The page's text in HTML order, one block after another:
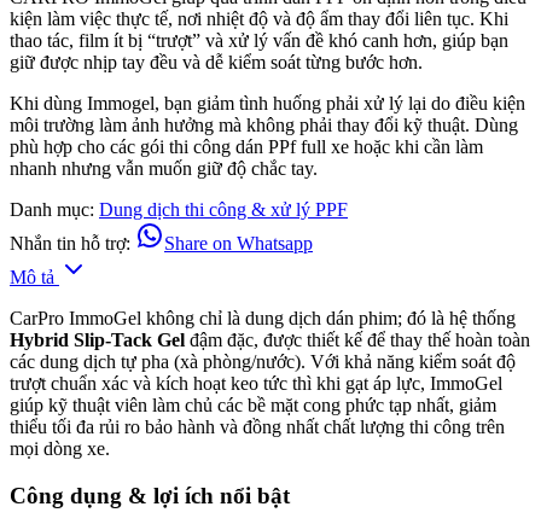
kiện làm việc thực tế, nơi nhiệt độ và độ ẩm thay đổi liên tục. Khi
thao tác, film ít bị “trượt” và xử lý vấn đề khó canh hơn, giúp bạn
giữ được nhịp tay đều và dễ kiểm soát từng bước hơn.
Khi dùng Immogel, bạn giảm tình huống phải xử lý lại do điều kiện
môi trường làm ảnh hưởng mà không phải thay đổi kỹ thuật. Dùng
phù hợp cho các gói thi công dán PPf full xe hoặc khi cần làm
nhanh nhưng vẫn muốn giữ độ chắc tay.
Danh mục: Dung dịch thi công & xử lý PPF
Nhắn tin hỗ trợ:
Share on Whatsapp
Mô tả
CarPro ImmoGel không chỉ là dung dịch dán phim; đó là hệ thống
Hybrid Slip-Tack Gel đậm đặc, được thiết kế để thay thế hoàn toàn
các dung dịch tự pha (xà phòng/nước). Với khả năng kiểm soát độ
trượt chuẩn xác và kích hoạt keo tức thì khi gạt áp lực, ImmoGel
giúp kỹ thuật viên làm chủ các bề mặt cong phức tạp nhất, giảm
thiểu tối đa rủi ro bảo hành và đồng nhất chất lượng thi công trên
mọi dòng xe.
Công dụng & lợi ích nổi bật